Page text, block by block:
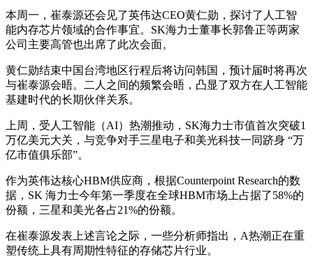
本周一，崔泰源还会见了英伟达CEO黄仁勋，探讨了人工智
能内存芯片领域的合作事宜。SK海力士董事长郭鲁正等两家
公司主要高管也出席了此次会面。
黄仁勋结束中国台湾地区行程后将访问韩国，预计届时将再次
与崔泰源会晤。二人之间的频繁会晤，凸显了双方在人工智能
基建时代的长期伙伴关系。
上周，受人工智能（AI）热潮推动，SK海力士市值首次突破1
万亿美元大关，与竞争对手三星电子和美光科技一同跻身 “万
亿市值俱乐部”。
作为英伟达核心HBM供应商，根据Counterpoint Research的数
据，SK 海力士今年第一季度在全球HBM市场上占据了58%的
份额，三星和美光各占21%的份额。
在崔泰源发表上述言论之际，一些分析师指出，A热潮正在重
塑传统上具有周期性特征的存储芯片行业。